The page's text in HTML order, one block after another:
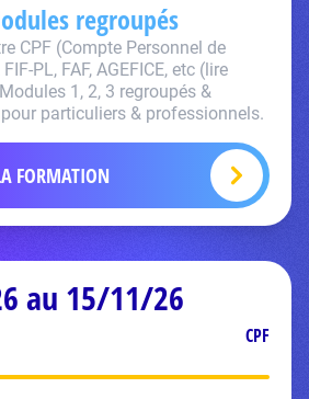
regroupés
CPF (Compte Personnel de
PL, FAF, AGEFICE, etc (lire
1, 2, 3 regroupés &
particuliers & professionnels.
FORMATION
au 15/11/26
CPF